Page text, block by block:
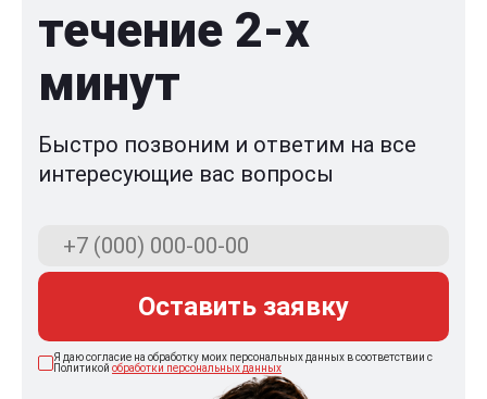
течение 2-x
минут
Быстро позвоним и ответим на все
интересующие вас вопросы
Оставить заявку
Я даю согласие на обработку моих персональных данных в соответствии с
Политикой обработки персональных данных